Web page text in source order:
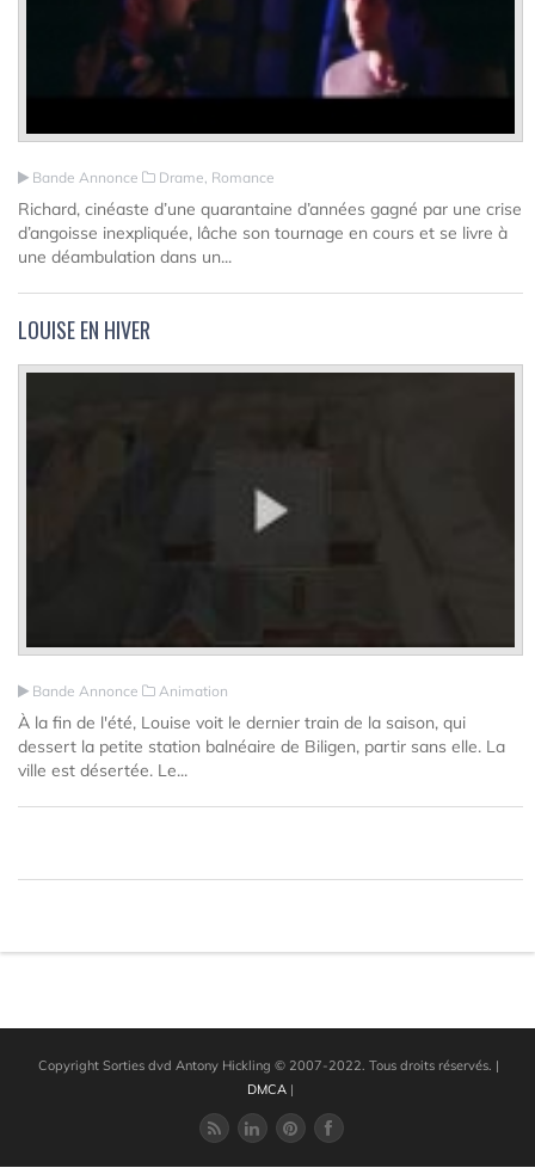
Bande Annonce Drame, Romance
Richard, cinéaste d’une quarantaine d’années gagné par une crise
d’angoisse inexpliquée, lâche son tournage en cours et se livre à
une déambulation dans un...
LOUISE EN HIVER
Bande Annonce Animation
À la fin de l'été, Louise voit le dernier train de la saison, qui
dessert la petite station balnéaire de Biligen, partir sans elle. La
ville est désertée. Le...
Copyright Sorties dvd Antony Hickling © 2007-2022. Tous droits réservés. |
DMCA |